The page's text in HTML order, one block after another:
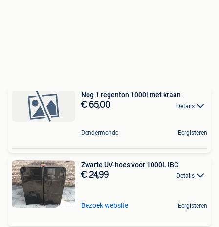
Nog 1 regenton 1000l met kraan
€ 65,00 Details
Dendermonde Eergisteren
Zwarte UV-hoes voor 1000L IBC
€ 24,99 Details
Bezoek website Eergisteren